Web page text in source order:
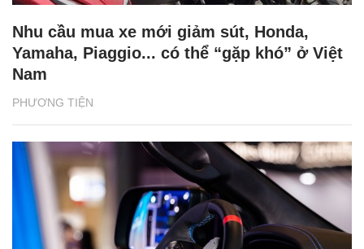
PHƯƠNG TIỆN
Nhu cầu mua xe mới giảm sút, Honda,
Yamaha, Piaggio... có thể “gặp khó” ở Việt
Nam